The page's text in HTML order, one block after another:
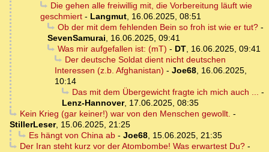
Die gehen alle freiwillig mit, die Vorbereitung läuft wie
geschmiert - Langmut, 16.06.2025, 08:51
Ob der mit dem fehlenden Bein so froh ist wie er tut?-
SevenSamurai, 16.06.2025, 09:41
Was mir aufgefallen ist: (mT) - DT, 16.06.2025, 09:41
Der deutsche Soldat dient nicht deutschen
Interessen (z.b. Afghanistan) - Joe68, 16.06.2025,
10:14
Das mit dem Übergewicht fragte ich mich auch ... -
Lenz-Hannover, 17.06.2025, 08:35
Kein Krieg (gar keiner!) war von den Menschen gewollt. -
StillerLeser, 15.06.2025, 21:25
Es hängt von China ab- Joe68, 15.06.2025, 21:35
Der Iran steht kurz vor der Atombombe! Was erwartest Du?-